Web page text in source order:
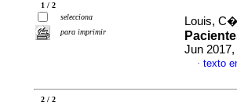
1 / 2
selecciona
para imprimir
Louis,
Jun
· texto
2 / 2